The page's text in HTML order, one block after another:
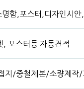
함,포스터,디자인시안
포스터등 자동견적
지/중철제본/소량제작/